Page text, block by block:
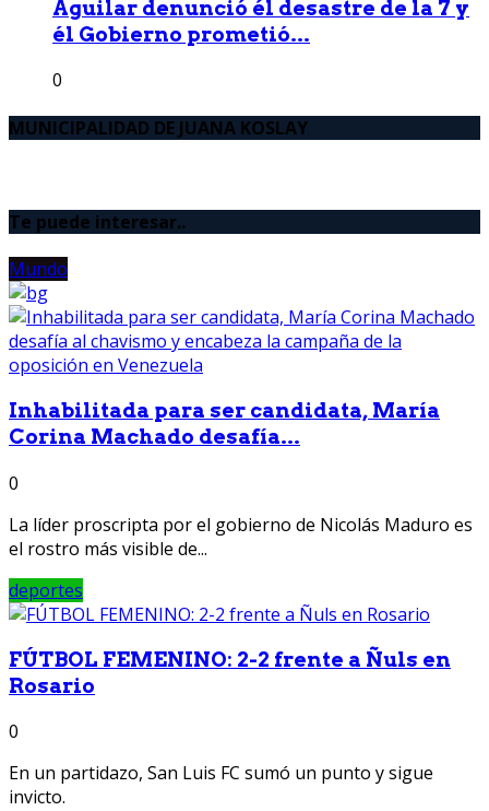
Aguilar denunció él desastre de la 7 y
él Gobierno prometió...
0
MUNICIPALIDAD DE JUANA KOSLAY
Te puede interesar..
Mundo
Inhabilitada para ser candidata, María
Corina Machado desafía...
0
La líder proscripta por el gobierno de Nicolás Maduro es
el rostro más visible de...
deportes
FÚTBOL FEMENINO: 2-2 frente a Ñuls en
Rosario
0
En un partidazo, San Luis FC sumó un punto y sigue
invicto.